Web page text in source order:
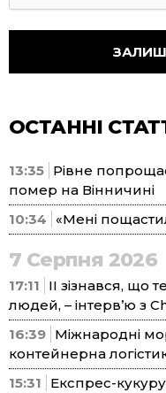
ОСТАННІ
13:35 Рівне
помер на Вінничині
10:34
«Мені
7 Серпня 2026
17:11
ІІ зізнався,
людей, – інтерв’ю з
16:39 Міжнародні
контейнерна
15:31
Експрес-